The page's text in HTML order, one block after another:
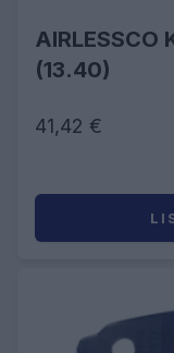
AIRLESSCO
(13.40)
41,42 €